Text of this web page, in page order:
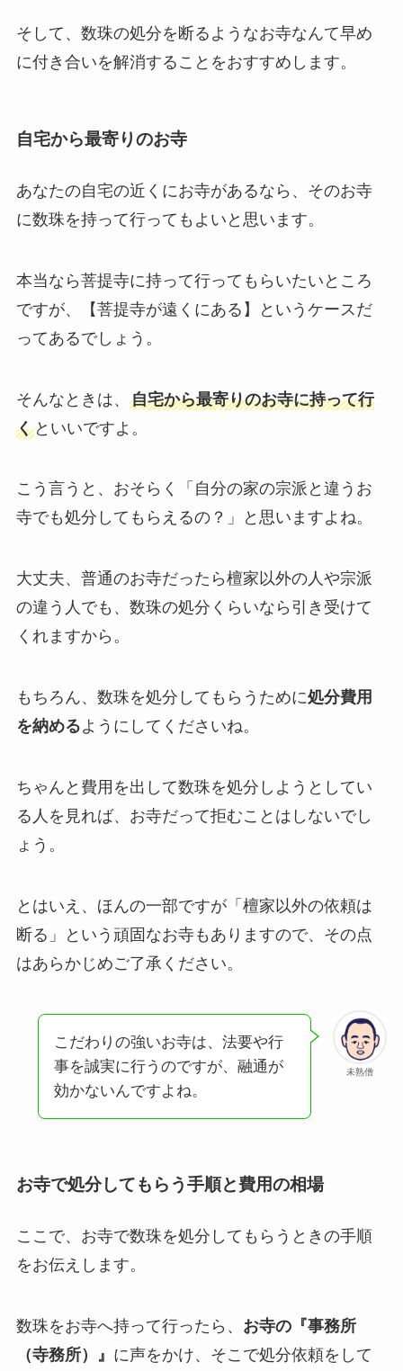
そして、数珠の処分を断るようなお寺なんて早め
に付き合いを解消することをおすすめします。
自宅から最寄りのお寺
あなたの自宅の近くにお寺があるなら、そのお寺
に数珠を持って行ってもよいと思います。
本当なら菩提寺に持って行ってもらいたいところ
ですが、【菩提寺が遠くにある】というケースだ
ってあるでしょう。
そんなときは、 自宅から最寄りのお寺に持って行
くといいですよ。
こう言うと、おそらく「自分の家の宗派と違うお
寺でも処分してもらえるの？」と思いますよね。
大丈夫、普通のお寺だったら檀家以外の人や宗派
の違う人でも、数珠の処分くらいなら引き受けて
くれますから。
もちろん、数珠を処分してもらうために処分費用
を納めるようにしてくださいね。
ちゃんと費用を出して数珠を処分しようとしてい
る人を見れば、お寺だって拒むことはしないでし
ょう。
とはいえ、ほんの一部ですが「檀家以外の依頼は
断る」という頑固なお寺もありますので、その点
はあらかじめご了承ください。
未熟僧
こだわりの強いお寺は、法要や行
事を誠実に行うのですが、融通が
効かないんですよね。
お寺で処分してもらう手順と費用の相場
ここで、お寺で数珠を処分してもらうときの手順
をお伝えします。
数珠をお寺へ持って行ったら、 お寺の『事務所
（寺務所）』 に声をかけ、そこで処分依頼をして